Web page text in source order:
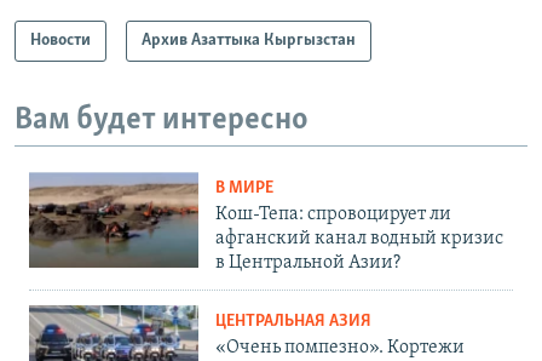
Новости Архив Азаттыка Кыргызстан
Вам будет интересно
В МИРЕ
Кош-Тепа: спровоцирует ли
афганский канал водный кризис
в Центральной Азии?
ЦЕНТРАЛЬНАЯ АЗИЯ
«Очень помпезно». Кортежи